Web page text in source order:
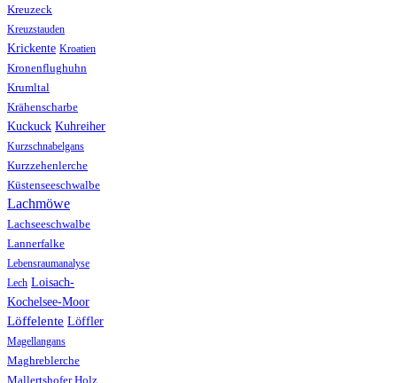
Kreuzeck
Kreuzstauden
Krickente Kroatien
Kronenflughuhn
Krumltal
Krähenscharbe
Kuckuck Kuhreiher
Kurzschnabelgans
Kurzzehenlerche
Küstenseeschwalbe
Lachmöwe
Lachseeschwalbe
Lannerfalke
Lebensraumanalyse
Lech Loisach-
Kochelsee-Moor
Löffelente Löffler
Magellangans
Maghreblerche
Mallertshofer Holz